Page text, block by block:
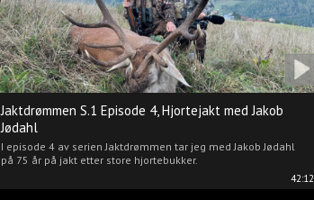
42:12
Jaktdrømmen S.1 Episode 4, Hjortejakt med Jakob
Jødahl
I episode 4 av serien Jaktdrømmen tar jeg med Jakob Jødahl
på 75 år på jakt etter store hjortebukker.